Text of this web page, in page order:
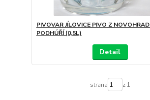
PIVOVAR JÍLOVICE PIVO Z
PODHÚŘÍ (0,5L)
Detail
strana z 1